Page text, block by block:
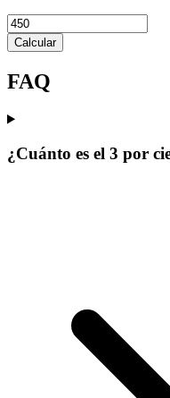
Calcular
FAQ
¿Cuánto es el 3 por